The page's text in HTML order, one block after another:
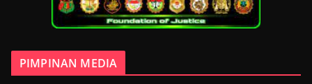
PIMPINAN MEDIA